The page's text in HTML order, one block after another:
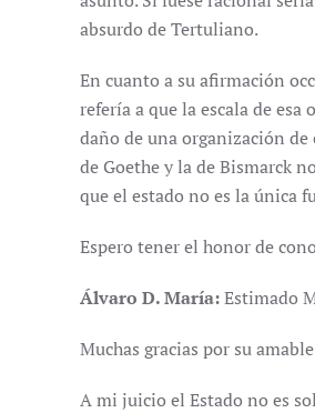
absurdo de Tertuliano.
En cuanto a su afirmación
refería a que la escala de
daño de una organización
de Goethe y la de Bismarck
que el estado no es la única
Espero tener el honor de
Álvaro D. María:Estimado
Muchas gracias por su
A mi juicio el Estado no es